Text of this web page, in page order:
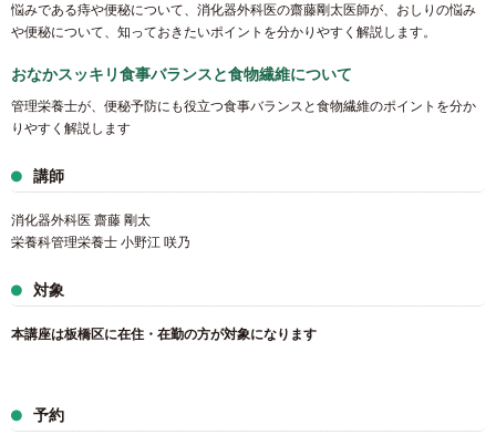
悩みである痔や便秘について、消化器外科医の齋藤剛太医師が、おしりの悩み
や便秘について、知っておきたいポイントを分かりやすく解説します。
おなかスッキリ食事バランスと食物繊維について
管理栄養士が、便秘予防にも役立つ食事バランスと食物繊維のポイントを分か
りやすく解説します
講師
消化器外科医 齋藤 剛太
栄養科管理栄養士 小野江 咲乃
対象
本講座は板橋区に在住・在勤の方が対象になります
予約